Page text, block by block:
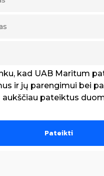
kad UAB Maritum
ir jų parengimui bei
pateiktus